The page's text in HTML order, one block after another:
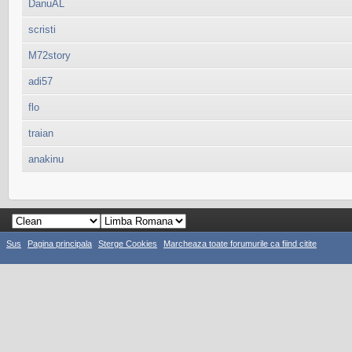
DanuAL
scristi
M72story
adi57
flo
traian
anakinu
Sus Pagina principala Sterge Cookies Marcheaza toate forumurile ca fiind citite